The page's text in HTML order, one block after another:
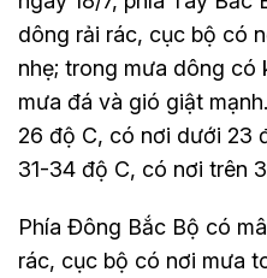
dông rải rác, cục bộ có
nhẹ; trong mưa dông có
mưa đá và gió giật
26 độ C, có nơi dưới 23
31-34 độ C, có nơi trên
Phía Đông Bắc Bộ có
rác, cục bộ có nơi mưa